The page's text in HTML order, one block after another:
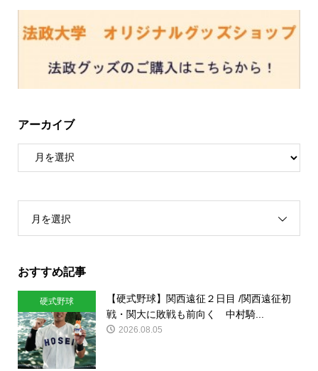
アーカイブ
月を選択
おすすめ記事
硬式野球
【硬式野球】関西遠征２日目 /関西遠征初
戦・関大に敗戦も前向く 中村騎...
2026.08.05